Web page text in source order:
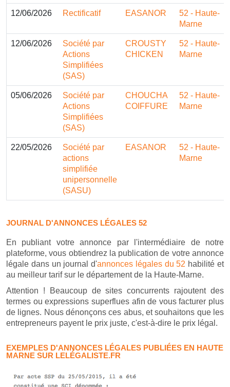
12/06/2026 Rectificatif EASANOR
52 - Haute-
Marne
12/06/2026
Société par
Actions
Simplifiées
(SAS)
CROUSTY
CHICKEN
52 - Haute-
Marne
05/06/2026
Société par
Actions
Simplifiées
(SAS)
CHOUCHA
COIFFURE
52 - Haute-
Marne
22/05/2026
Société par
actions
simplifiée
unipersonnelle
(SASU)
EASANOR
52 - Haute-
Marne
JOURNAL D'ANNONCES LÉGALES 52
En publiant votre annonce par l'intermédiaire de notre
plateforme, vous obtiendrez la publication de votre annonce
légale dans un journal d'annonces légales du 52 habilité et
au meilleur tarif sur le département de la Haute-Marne.
Attention ! Beaucoup de sites concurrents rajoutent des
termes ou expressions superflues afin de vous facturer plus
de lignes. Nous dénonçons ces abus, et souhaitons que les
entrepreneurs payent le prix juste, c'est-à-dire le prix légal.
EXEMPLES D'ANNONCES LÉGALES PUBLIÉES EN HAUTE
MARNE SUR LELÉGALISTE.FR